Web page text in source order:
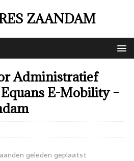
ZAANDAM
Administratief
E-Mobility –
geleden geplaatst